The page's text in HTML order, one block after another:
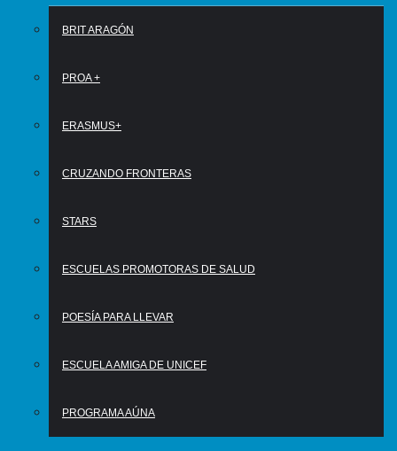
BRIT ARAGÓN
PROA +
ERASMUS+
CRUZANDO FRONTERAS
STARS
ESCUELAS PROMOTORAS DE SALUD
POESÍA PARA LLEVAR
ESCUELA AMIGA DE UNICEF
PROGRAMA AÚNA